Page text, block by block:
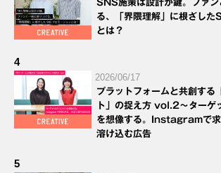
SNS施策は設計が鍵。ファン
る、「界隈理解」に根ざした
とは？
4
2026/06/17
プラットフォームと共創する
ト」の捉え方 vol.2～ターゲ
を想像する。Instagramで求
溶け込む広告
5